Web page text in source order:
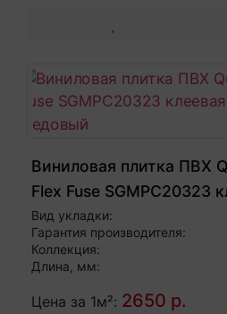
Виниловая плитка ПВХ
Flex Fuse SGMPC20323
осенний медовый
Вид укладки:
Гарантия производителя:
Коллекция:
Длина, мм:
Цена за 1м²: 2650 р.